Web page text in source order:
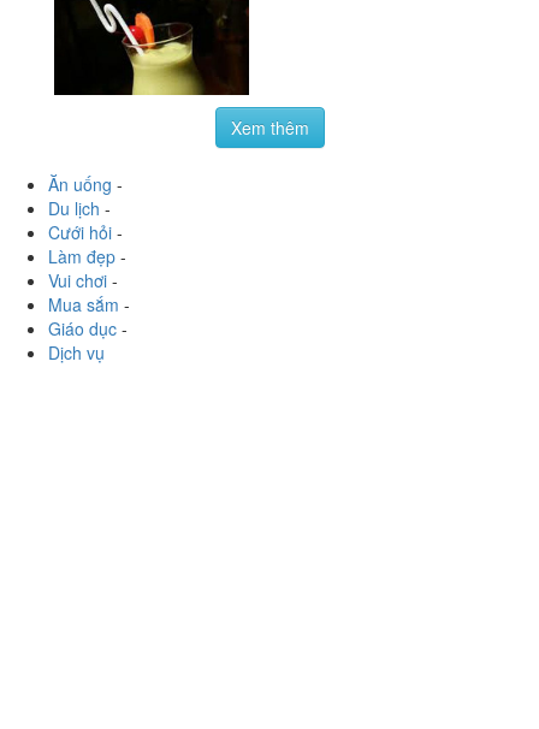
Xem thêm
Ăn uống -
Du lịch -
Cưới hỏi -
Làm đẹp -
Vui chơi -
Mua sắm -
Giáo dục -
Dịch vụ